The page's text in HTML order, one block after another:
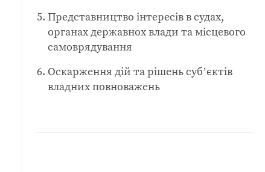
Представництво інтересів в судах,
органах державнох влади та місцевого
самоврядування
Оскарження дій та рішень суб’єктів
владних повноважень